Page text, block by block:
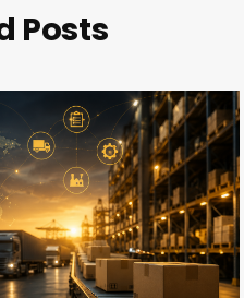
Posts